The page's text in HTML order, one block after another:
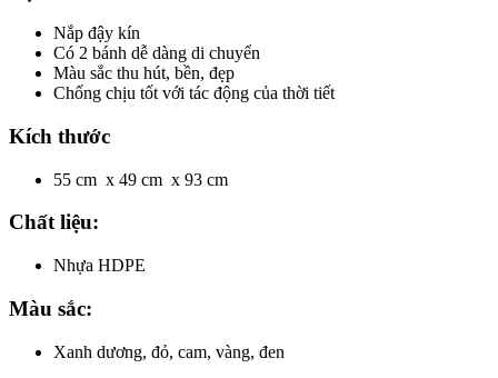
Nắp đậy kín
Có 2 bánh dễ dàng di chuyển
Màu sắc thu hút, bền, đẹp
Chống chịu tốt với tác động của thời tiết
Kích thước
55 cm x 49 cm x 93 cm
Chất liệu:
Nhựa HDPE
Màu sắc:
Xanh dương, đỏ, cam, vàng, đen